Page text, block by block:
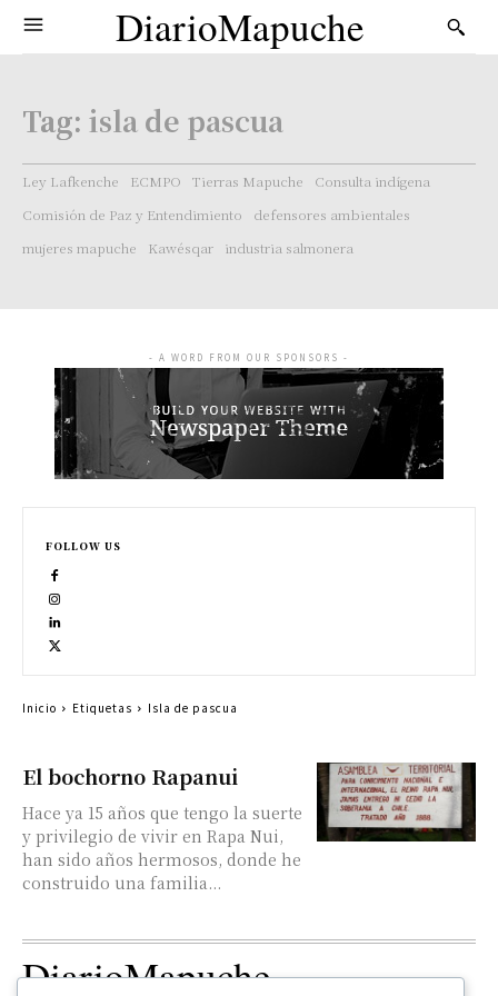
DiarioMapuche
Tag: isla de pascua
Ley Lafkenche ECMPO Tierras Mapuche
Consulta indígena
Comisión de Paz y Entendimiento
defensores ambientales
mujeres mapuche
Kawésqar industria salmonera
El bochorno Rapanui
Hace ya 15 años que tengo la suerte
y privilegio de vivir en Rapa Nui,
han sido años hermosos, donde he
construido una familia...
- A WORD FROM OUR SPONSORS -
FOLLOW US
Inicio Etiquetas Isla de pascua
DiarioMapuche